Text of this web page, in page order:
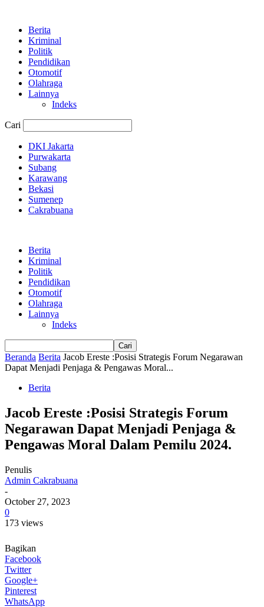
Berita
Kriminal
Politik
Pendidikan
Otomotif
Olahraga
Lainnya
Indeks
Cari
DKI Jakarta
Purwakarta
Subang
Karawang
Bekasi
Sumenep
Cakrabuana
Berita
Kriminal
Politik
Pendidikan
Otomotif
Olahraga
Lainnya
Indeks
Beranda Berita Jacob Ereste :Posisi Strategis Forum Negarawan
Dapat Menjadi Penjaga & Pengawas Moral...
Berita
Jacob Ereste :Posisi Strategis Forum
Negarawan Dapat Menjadi Penjaga &
Pengawas Moral Dalam Pemilu 2024.
Penulis
Admin Cakrabuana
-
October 27, 2023
0
173 views
Bagikan
Facebook
Twitter
Google+
Pinterest
WhatsApp